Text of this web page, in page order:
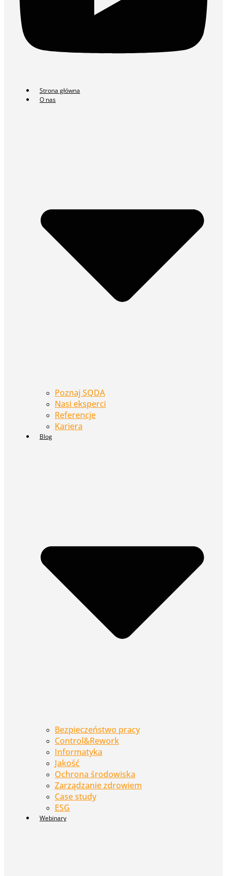
Strona główna
O nas
Poznaj SQDA
Nasi eksperci
Referencje
Kariera
Blog
Bezpieczeństwo pracy
Control&Rework
Informatyka
Jakość
Ochrona środowiska
Zarządzanie zdrowiem
Case study
ESG
Webinary